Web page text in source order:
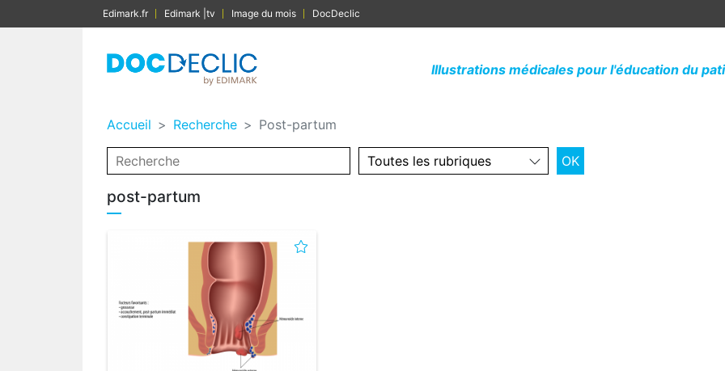
Edimark.fr Edimark |tv Image du mois DocDeclic
Illustrations médicales pour l'éducation du
Accueil Recherche Post-partum
post-partum